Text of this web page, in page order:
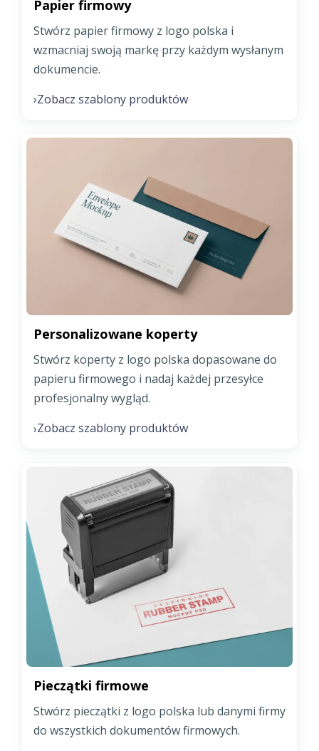
Papier firmowy
Stwórz papier firmowy z logo polska i
wzmacniaj swoją markę przy każdym wysłanym
dokumencie.
›Zobacz szablony produktów
Personalizowane koperty
Stwórz koperty z logo polska dopasowane do
papieru firmowego i nadaj każdej przesyłce
profesjonalny wygląd.
›Zobacz szablony produktów
Pieczątki firmowe
Stwórz pieczątki z logo polska lub danymi firmy
do wszystkich dokumentów firmowych.